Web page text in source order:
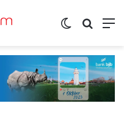
Switch skin